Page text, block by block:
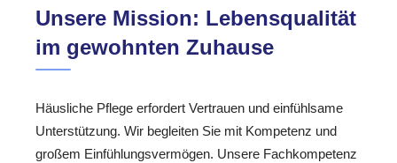
Unsere Mission: Lebensqualität
im gewohnten Zuhause
Häusliche Pflege erfordert Vertrauen und einfühlsame
Unterstützung. Wir begleiten Sie mit Kompetenz und
großem Einfühlungsvermögen. Unsere Fachkompetenz